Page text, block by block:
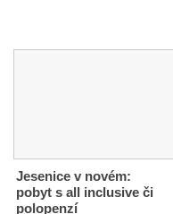
Jesenice v novém:
pobyt s all inclusive či
polopenzí